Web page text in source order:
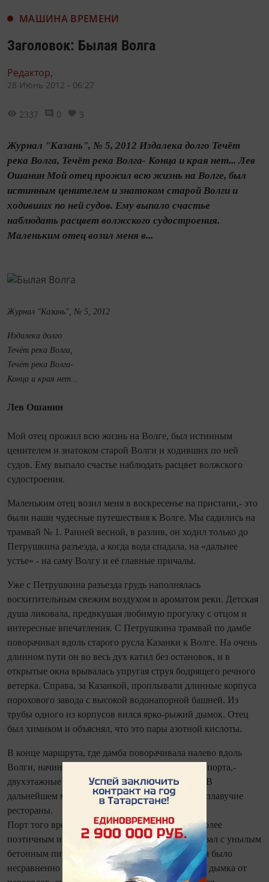
МАШИНА ВРЕМЕНИ
Заголовок: Былая Волга
Редактор,
28 Июнь 2012 - 06:27
2337 0 3
Журнал "Казань", № 5, 2012 Издалека долго Течёт
река Волга, Течёт река Волга- Конца и края нет... Лев
Ошанин Мой отец прожил всю жизнь на Волге, был
истинным ценителем и знатоком старой Волги и
ходивших по ней судов. Ему выпало счастье
наблюдать расцвет волжского судостроения.
Маленьким отец возил меня в...
Журнал "Казань", № 5, 2012
Издалека долго
Течёт река Волга,
Течёт река Волга-
Конца и края нет...
Лев Ошанин
Мой отец прожил всю жизнь на Волге, был истинным
ценителем и знатоком старой Волги и ходивших по ней
судов. Ему выпало счастье наблюдать расцвет волжского
судостроения.
Маленьким отец возил меня в воскресенье на пристани,- это
были наши чудесные путешествия к Волге. Мы садились на
трамвай № 1. Ранней весной, в разлив, он ходил только до
Петрушкина разъезда, а когда вода спадала, на «дальнее
устье» - на саму Волгу и её главные причалы.
Уже с Петрушкина разъезда грудь наполнялась
восхитительным свежим воздухом и ароматом реки. Детская
душа ликовала, предвкушая любимую прогулку с отцом и
интересные впечатления. С Пет­рушкина трамвай по дамбе
поворачивал вдоль старого русла Казанки к Волге. На очень
длинном пути он во весь дух катил без остановок, и в
открытые окна врывалась упругая струя бодрящего речного
ветерка. Справа, за Казанкой, проплывали длинные корпуса
порохового завода с высокой водонапорной башней. Из
трубы одного из корпусов вился ярко-рыжий дымок. Отец
был химиком и объяснял, что это пары азотной кислоты.
В конце маршрута, где дамба поворачивала налево вдоль
Волги, начинались причалы волжского речного порта,-
двухэтажные дебаркадеры, зачаленные за берег. В
дальнейшем многие из них использовались как плавучие
рестораны.
Порт того времени и по сей день видится мне более
поэтичным и ярким, чем нынешний речной вокзал с унылым
бетонным пирсом. Да и судов в порту в то время было
несравненно больше. До сих пор в памяти запах дымка от